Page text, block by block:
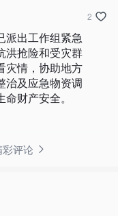
派出工作组紧急
洪抢险和受灾群
灾情，协助地方
治及应急物资调
财产安全。
2
评论